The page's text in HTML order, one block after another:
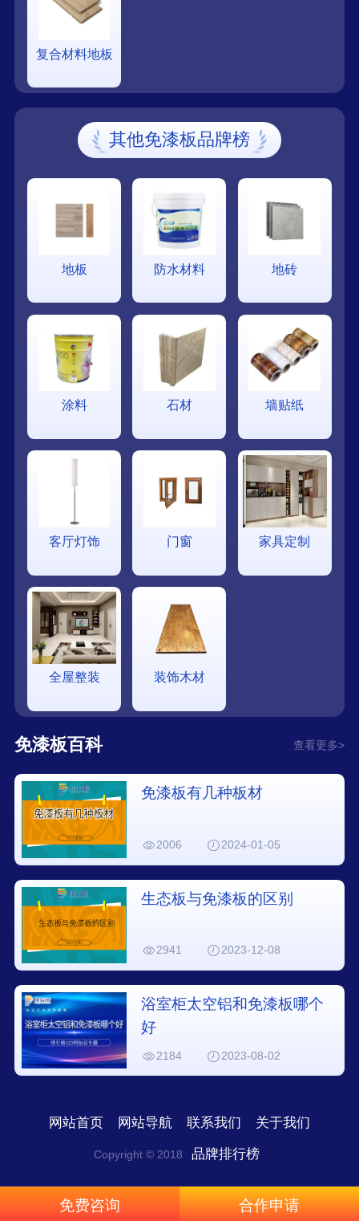
复合材料地板
其他免漆板品牌榜
地板 防水材料 地砖
涂料 石材 墙贴纸
客厅灯饰 门窗 家具定制
全屋整装 装饰木材
免漆板百科 查看更多>
免漆板有几种板材
2006 2024-01-05
生态板与免漆板的区别
2941 2023-12-08
浴室柜太空铝和免漆板哪个
好
2184 2023-08-02
网站首页 网站导航 联系我们 关于我们
Copyright © 2018 品牌排行榜
免费咨询 合作申请